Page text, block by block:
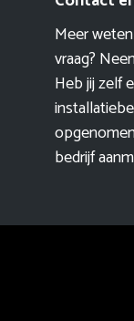
Meer
vraag?
Heb jij zelf
bedrijf